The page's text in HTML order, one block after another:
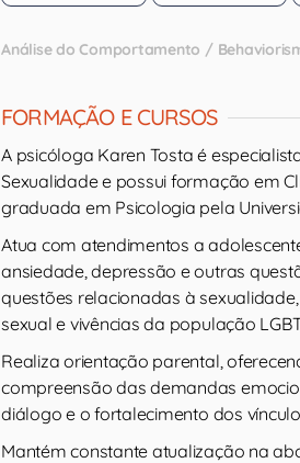
Análise do Comportamento /
FORMAÇÃO E CURSOS
A psicóloga Karen Tosta é
Sexualidade e possui formação em
graduada em Psicologia pela
Atua com atendimentos a
ansiedade, depressão e outras
questões relacionadas à
sexual e vivências da população
Realiza orientação parental,
compreensão das demandas
diálogo e o fortalecimento dos
Mantém constante atualização na